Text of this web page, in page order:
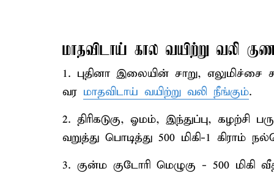
மாதவிடாய் கால வயிற்று வலி
1. புதினா இலையின் சாறு, எலுமிச்சை
வர மாதவிடாய் வயிற்று வலி நீங்கும்.
2. திரிகடுகு, ஓமம், இந்துப்பு, கழற்சி
வறுத்து பொடித்து 500 மிகி-1
3. குன்ம குடோரி மெழுகு - 500